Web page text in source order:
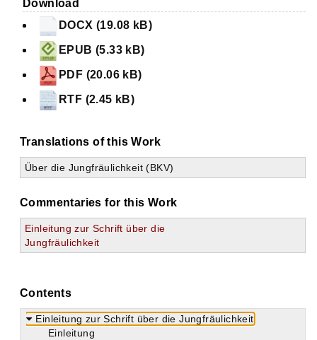
Download
DOCX (19.08 kB)
EPUB (5.33 kB)
PDF (20.06 kB)
RTF (2.45 kB)
Translations of this Work
Über die Jungfräulichkeit (BKV)
Commentaries for this Work
Einleitung zur Schrift über die
Jungfräulichkeit
Contents
Einleitung zur Schrift über die Jungfräulichkeit
Einleitung